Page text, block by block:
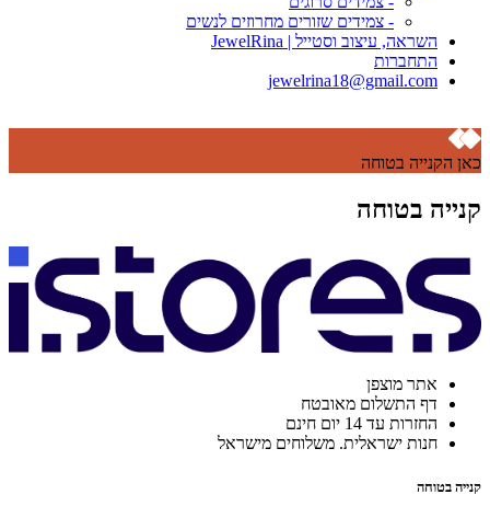
- צמידים שזורים מחרוזים לנשים
השראה, עיצוב וסטייל | JewelRina
התחברות
jewelrina18@gmail.com
כאן הקנייה בטוחה
קנייה בטוחה
אתר מוצפן
דף התשלום מאובטח
החזרות עד 14 יום חינם
חנות ישראלית. משלוחים מישראל
קנייה בטוחה